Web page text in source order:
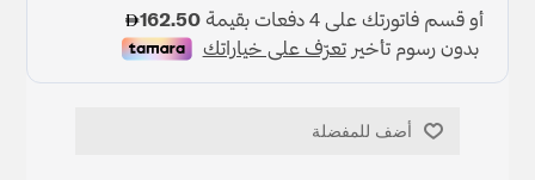
أضف للمفضلة